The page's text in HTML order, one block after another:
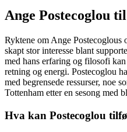
Ange Postecoglou
Ryktene om Ange Postecoglous
skapt stor interesse blant
med hans erfaring og filosofi
retning og energi. Postecoglou
med begrensede ressurser, noe
Tottenham etter en sesong med
Hva kan Postecoglou